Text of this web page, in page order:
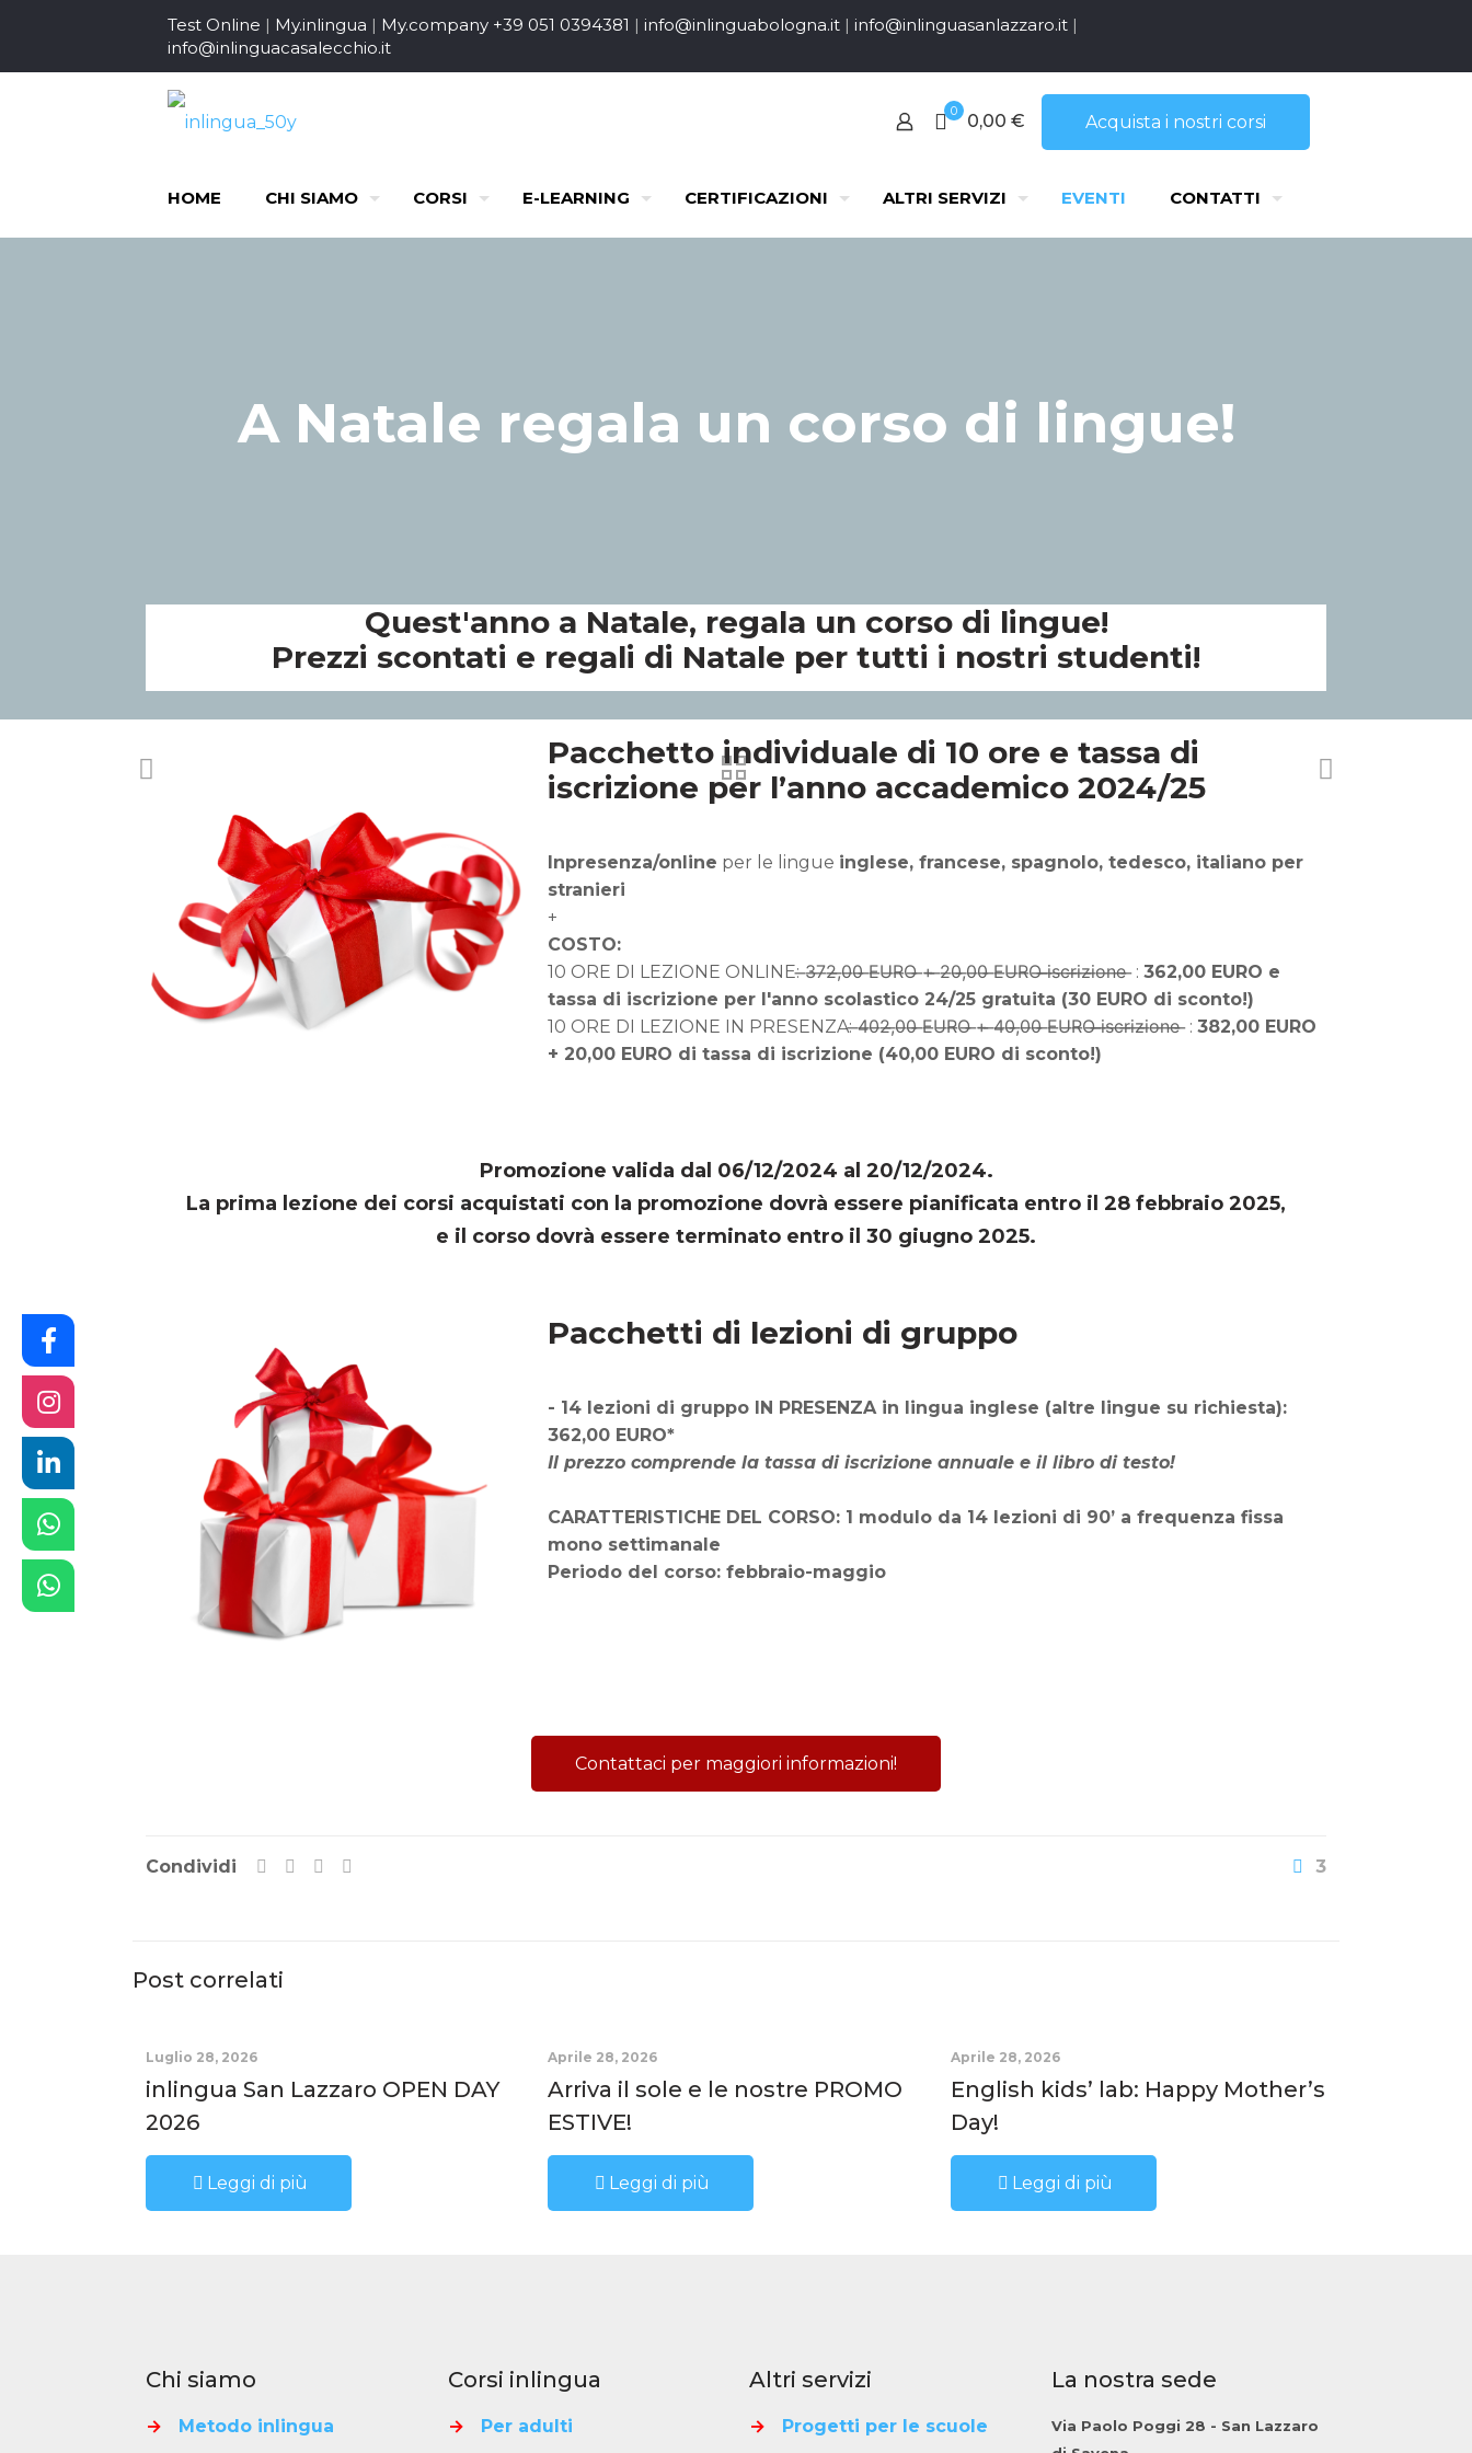
Test Online | My.inlingua | My.company +39 051 0394381 | info@inlinguabologna.it | info@inlinguasanlazzaro.it |
info@inlinguacasalecchio.it
0 0,00 € Acquista i nostri corsi
HOME CHI SIAMO CORSI E-LEARNING CERTIFICAZIONI ALTRI SERVIZI EVENTI CONTATTI
A Natale regala un corso di lingue!
Quest'anno a Natale, regala un corso di lingue!
Prezzi scontati e regali di Natale per tutti i nostri studenti!
Pacchetto individuale di 10 ore e tassa di
iscrizione per l’anno accademico 2024/25
Inpresenza/online per le lingue inglese, francese, spagnolo, tedesco, italiano per
stranieri
+
COSTO:
10 ORE DI LEZIONE ONLINE: ̶3̶7̶2̶,̶0̶0̶ ̶E̶U̶R̶O̶ ̶+̶ ̶2̶0̶,̶0̶0̶ ̶E̶U̶R̶O̶ ̶i̶s̶c̶r̶i̶z̶i̶o̶n̶e̶ ̶ :362,00 EURO e
tassa di iscrizione per l'anno scolastico 24/25 gratuita (30 EURO di sconto!)
10 ORE DI LEZIONE IN PRESENZA: ̶4̶0̶2̶,̶0̶0̶ ̶E̶U̶R̶O̶ ̶+̶ ̶4̶0̶,̶0̶0̶ ̶E̶U̶R̶O̶ ̶i̶s̶c̶r̶i̶z̶i̶o̶n̶e̶ ̶ :382,00 EURO
+ 20,00 EURO di tassa di iscrizione (40,00 EURO di sconto!)
Promozione valida dal 06/12/2024 al 20/12/2024.
La prima lezione dei corsi acquistati con la promozione dovrà essere pianificata entro il 28 febbraio 2025,
e il corso dovrà essere terminato entro il 30 giugno 2025.
Pacchetti di lezioni di gruppo
- 14 lezioni di gruppo IN PRESENZA in lingua inglese (altre lingue su richiesta):
362,00 EURO*
Il prezzo comprende la tassa di iscrizione annuale e il libro di testo!
CARATTERISTICHE DEL CORSO: 1 modulo da 14 lezioni di 90’ a frequenza fissa
mono settimanale
Periodo del corso: febbraio-maggio
Contattaci per maggiori informazioni!
Condividi 3
Post correlati
Luglio 28, 2026
inlingua San Lazzaro OPEN DAY
2026
Leggi di più
Aprile 28, 2026
Arriva il sole e le nostre PROMO
ESTIVE!
Leggi di più
Aprile 28, 2026
English kids’ lab: Happy Mother’s
Day!
Leggi di più
Chi siamo
→ Metodo inlingua
Corsi inlingua
→ Per adulti
Altri servizi
→ Progetti per le scuole
La nostra sede
Via Paolo Poggi 28 - San Lazzaro